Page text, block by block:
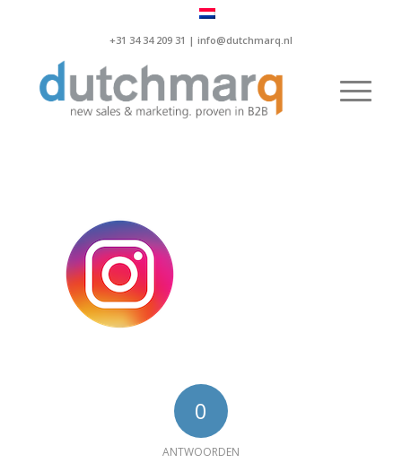
+31 34 34 209 31 | info@dutchmarq.nl
0
ANTWOORDEN